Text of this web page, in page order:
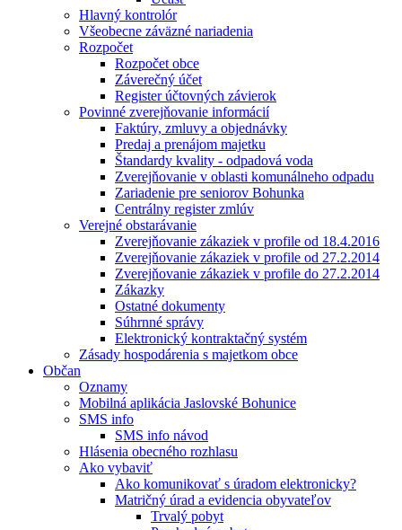
Hlavný kontrolór
Všeobecne záväzné nariadenia
Rozpočet
Rozpočet obce
Záverečný účet
Register účtovných závierok
Povinné zverejňovanie informácií
Faktúry, zmluvy a objednávky
Predaj a prenájom majetku
Štandardy kvality - odpadová voda
Zverejňovanie v oblasti komunálneho odpadu
Zariadenie pre seniorov Bohunka
Centrálny register zmlúv
Verejné obstarávanie
Zverejňovanie zákaziek v profile od 18.4.2016
Zverejňovanie zákaziek v profile od 27.2.2014
Zverejňovanie zákaziek v profile do 27.2.2014
Zákazky
Ostatné dokumenty
Súhrnné správy
Elektronický kontraktačný systém
Zásady hospodárenia s majetkom obce
Občan
Oznamy
Mobilná aplikácia Jaslovské Bohunice
SMS info
SMS info návod
Hlásenia obecného rozhlasu
Ako vybaviť
Ako komunikovať s úradom elektronicky?
Matričný úrad a evidencia obyvateľov
Trvalý pobyt